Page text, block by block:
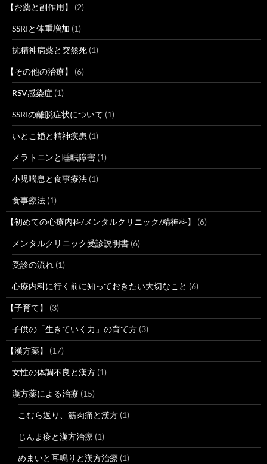
【お薬と副作用】 (2)
SSRIと体重増加 (1)
抗精神病薬と突然死 (1)
【その他の治療】 (6)
RSV感染症 (1)
SSRIの離脱症状について (1)
いとこ婚と精神疾患 (1)
メラトニンと睡眠障害 (1)
小児喘息と食事療法 (1)
食事療法 (1)
【初めての心療内科/メンタルクリニック/精神科】 (6)
メンタルクリニック受診説明書 (6)
受診の流れ (1)
心療内科に行く前に知っておきたい大切なこと (6)
【子育て】 (3)
子供の「生きていく力」の育て方 (3)
【漢方薬】 (17)
女性の体調不良と漢方 (1)
漢方薬による治療 (15)
こむら返り、筋肉痛と漢方 (1)
じんま疹と漢方治療 (1)
めまいと耳鳴りと漢方治療 (1)